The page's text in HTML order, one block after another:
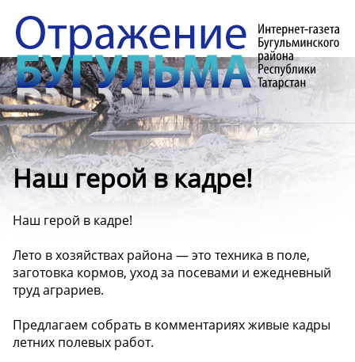
Наш герой в кадре!
Наш герой в кадре!
Лето в хозяйствах района — это техника в поле,
заготовка кормов, уход за посевами и ежедневный
труд аграриев.
Предлагаем собрать в комментариях живые кадры
летних полевых работ.